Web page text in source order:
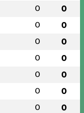
0 0
0 0
0 0
0 0
0 0
0 0
0 0